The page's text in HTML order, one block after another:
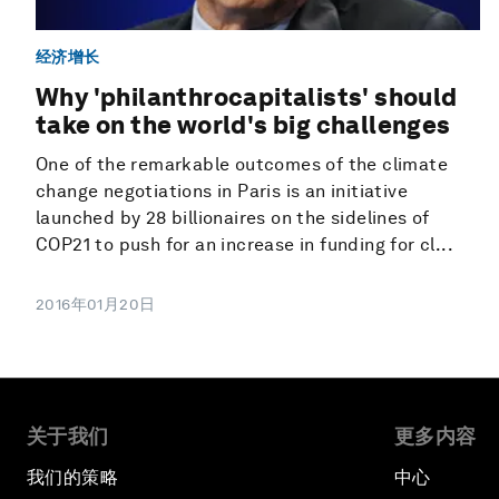
经济增长
Why 'philanthrocapitalists' should
take on the world's big challenges
One of the remarkable outcomes of the climate
change negotiations in Paris is an initiative
launched by 28 billionaires on the sidelines of
COP21 to push for an increase in funding for cl...
2016年01月20日
关于我们
我们的策略
更多内容
中心